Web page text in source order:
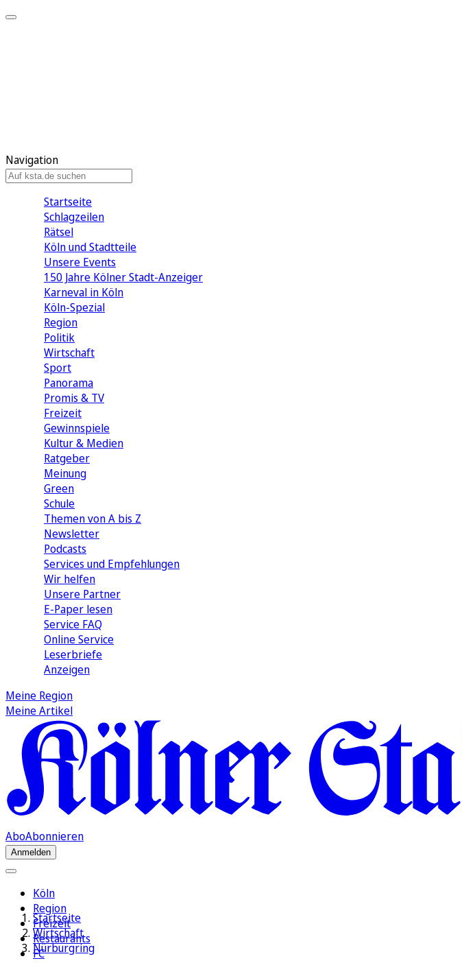
Navigation
Startseite
Schlagzeilen
Rätsel
Köln und Stadtteile
Unsere Events
150 Jahre Kölner Stadt-Anzeiger
Karneval in Köln
Köln-Spezial
Region
Politik
Wirtschaft
Sport
Panorama
Promis & TV
Freizeit
Gewinnspiele
Kultur & Medien
Ratgeber
Meinung
Green
Schule
Themen von A bis Z
Newsletter
Podcasts
Services und Empfehlungen
Wir helfen
Unsere Partner
E-Paper lesen
Service FAQ
Online Service
Leserbriefe
Anzeigen
Meine Region
Meine Artikel
AboAbonnieren
Anmelden
Köln
Region
Freizeit
Restaurants
FC
Startseite
Wirtschaft
Nürburgring